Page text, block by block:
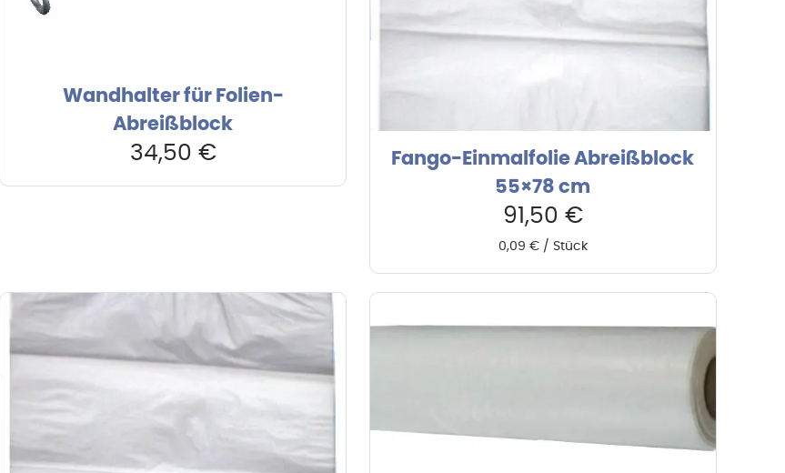
Wandhalter für Folien-
Abreißblock
34,50 €
Fango-Einmalfolie Abreißblock
55×78 cm
91,50 €
0,09 €/ Stück